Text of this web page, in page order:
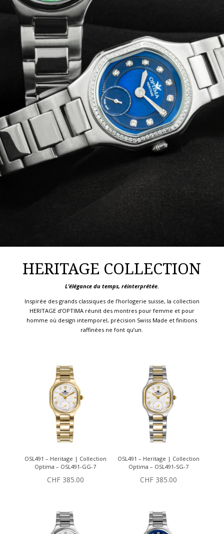
HERITAGE COLLECTION
L’élégance du temps, réinterprétée.
Inspirée des grands classiques de l’horlogerie suisse, la collection
HERITAGE d’OPTIMA réunit des montres pour femme et pour
homme où design intemporel, précision Swiss Made et finitions
raffinées ne font qu’un.
OSL491 – Heritage | Collection
Optima – OSL491-GG-7
CHF385.00
OSL491 – Heritage | Collection
Optima – OSL491-SG-7
CHF 385.00